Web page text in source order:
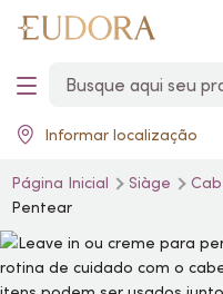
Informar localização
Página Inicial Siàge
Pentear